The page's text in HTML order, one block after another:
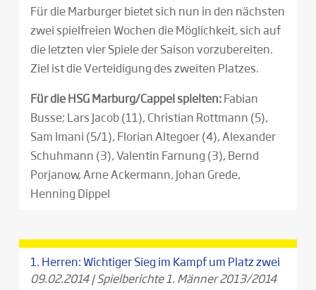
Für die Marburger bietet sich nun in den nächsten
zwei spielfreien Wochen die Möglichkeit, sich auf
die letzten vier Spiele der Saison vorzubereiten.
Ziel ist die Verteidigung des zweiten Platzes.
Für die HSG Marburg/Cappel spielten:Fabian
Busse; Lars Jacob (11), Christian Rottmann (5),
Sam Imani (5/1), Florian Altegoer (4), Alexander
Schuhmann (3), Valentin Farnung (3), Bernd
Porjanow, Arne Ackermann, Johan Grede,
Henning Dippel
1. Herren: Wichtiger Sieg im Kampf um Platz zwei
09.02.2014|Spielberichte 1. Männer 2013/2014